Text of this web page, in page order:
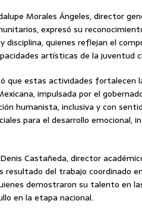
Morales Ángeles, director
expresó su
disciplina, quienes reflejan el
artísticas de la juventud
que estas actividades fortalecen
impulsada por el
humanista, inclusiva y con
para el desarrollo emocional,
Castañeda, director
resultado del trabajo coordinado
demostraron su talento en
en la etapa nacional.